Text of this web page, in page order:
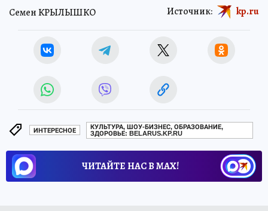
Семен КРЫЛЫШКО Источник: kp.ru
ИНТЕРЕСНОЕ
КУЛЬТУРА, ШОУ-БИЗНЕС, ОБРАЗОВАНИЕ,
ЗДОРОВЬЕ: BELARUS.KP.RU
ЧИТАЙТЕ НАС В МАХ!